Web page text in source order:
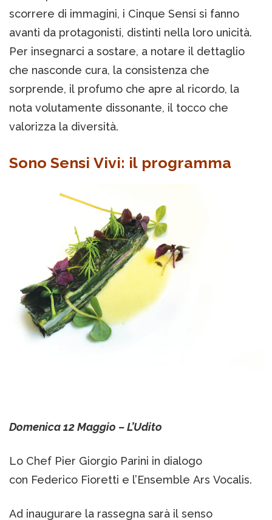
scorrere di immagini, i Cinque Sensi si fanno
avanti da protagonisti, distinti nella loro unicità.
Per insegnarci a sostare, a notare il dettaglio
che nasconde cura, la consistenza che
sorprende, il profumo che apre al ricordo, la
nota volutamente dissonante, il tocco che
valorizza la diversità.
Sono Sensi Vivi: il programma
Domenica 12 Maggio – L’Udito
Lo Chef Pier Giorgio Parini in dialogo
con Federico Fioretti e l’Ensemble Ars Vocalis.
Ad inaugurare la rassegna sarà il senso